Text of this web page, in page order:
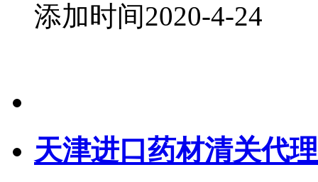
添加时间2020-4-24
天津进口药材清关代理